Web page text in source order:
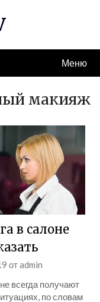
Меню
макияж
в салоне
отadmin
всегда получают
по словам